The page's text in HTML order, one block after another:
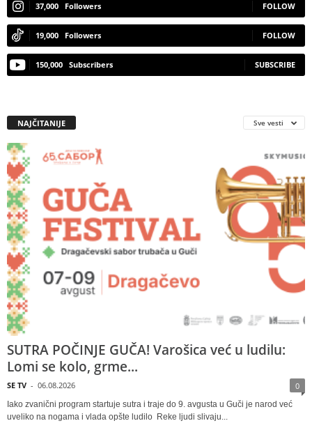
37,000 Followers FOLLOW
19,000 Followers FOLLOW
150,000 Subscribers SUBSCRIBE
NAJČITANIJE Sve vesti
SUTRA POČINJE GUČA! Varošica već u ludilu:
Lomi se kolo, grme...
SE TV - 06.08.2026 0
Iako zvanični program startuje sutra i traje do 9. avgusta u Guči je narod već
uveliko na nogama i vlada opšte ludilo Reke ljudi slivaju...